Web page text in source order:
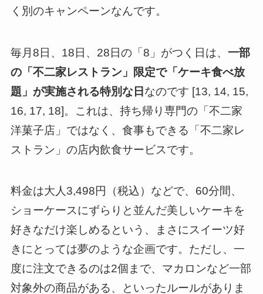
く別のキャンペーンなんです。
毎月8日、18日、28日の「8」がつく日は、 一部
の「不二家レストラン」限定で「ケーキ食べ放
題」が実施される特別な日 なのです [13, 14, 15,
16, 17, 18]。これは、持ち帰り専門の「不二家
洋菓子店」ではなく、食事もできる「不二家レ
ストラン」の店内飲食サービスです。
料金は大人3,498円（税込）などで、60分間、
ショーケースにずらりと並んだ美しいケーキを
好きなだけ楽しめるという、まさにスイーツ好
きにとっては夢のような企画です。ただし、一
度に注文できるのは2個まで、マカロンなど一部
対象外の商品がある、といったルールがありま